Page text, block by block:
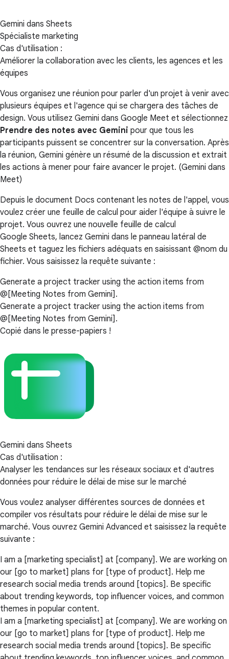
Gemini dans Sheets
Spécialiste marketing
Cas d'utilisation :
Améliorer la collaboration avec les clients, les agences et les
équipes
Vous organisez une réunion pour parler d'un projet à venir avec
plusieurs équipes et l'agence qui se chargera des tâches de
design. Vous utilisez Gemini dans Google Meet et sélectionnez
Prendre des notes avec Gemini pour que tous les
participants puissent se concentrer sur la conversation. Après
la réunion, Gemini génère un résumé de la discussion et extrait
les actions à mener pour faire avancer le projet. (Gemini dans
Meet)
Depuis le document Docs contenant les notes de l'appel, vous
voulez créer une feuille de calcul pour aider l'équipe à suivre le
projet. Vous ouvrez une nouvelle feuille de calcul
Google Sheets, lancez Gemini dans le panneau latéral de
Sheets et taguez les fichiers adéquats en saisissant @nom du
fichier. Vous saisissez la requête suivante :
Generate a project tracker using the action items from
@[Meeting Notes from Gemini].
Generate a project tracker using the action items from
@[Meeting Notes from Gemini].
Copié dans le presse-papiers !
Gemini dans Sheets
Cas d'utilisation :
Analyser les tendances sur les réseaux sociaux et d'autres
données pour réduire le délai de mise sur le marché
Vous voulez analyser différentes sources de données et
compiler vos résultats pour réduire le délai de mise sur le
marché. Vous ouvrez Gemini Advanced et saisissez la requête
suivante :
I am a [marketing specialist] at [company]. We are working on
our [go to market] plans for [type of product]. Help me
research social media trends around [topics]. Be specific
about trending keywords, top influencer voices, and common
themes in popular content.
I am a [marketing specialist] at [company]. We are working on
our [go to market] plans for [type of product]. Help me
research social media trends around [topics]. Be specific